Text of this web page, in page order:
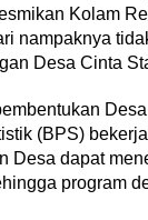
Kolam
nampaknya
Desa Cinta
(BPS)
Desa dapat
program